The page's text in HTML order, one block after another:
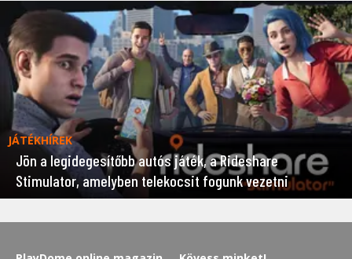
JÁTÉKHÍREK
Jön a legidegesítőbb autós játék, a Rideshare
Stimulator, amelyben telekocsit fogunk vezetni